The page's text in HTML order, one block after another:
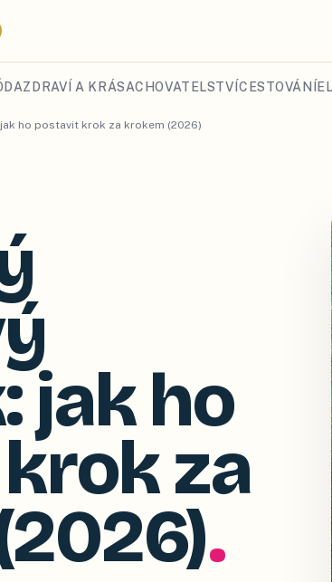
ZDRAVÍ A KRÁSACHOVATELSTVÍCESTOVÁNÍ
ho postavit krok za krokem (2026)
jak ho
za
.